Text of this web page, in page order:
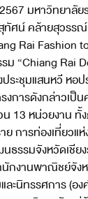
มหาวิทยาลัย
ทัศน์ คล้ายสุวรร
Rai Fashion
“Chiang Rai
ระชุมแสนหวี หอ
งการดังกล่าวเป็
น 13 หน่วยงาน ทั้
ย การท่องเที่ยวแ
ธรรมจังหวัดเชี
นักงานพาณิชย์จัง
ละนิทรรศการ (อ